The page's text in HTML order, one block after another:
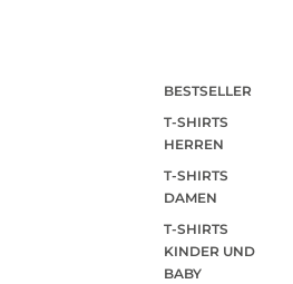
BESTSELLER
T-SHIRTS
HERREN
T-SHIRTS
DAMEN
T-SHIRTS
KINDER UND
BABY